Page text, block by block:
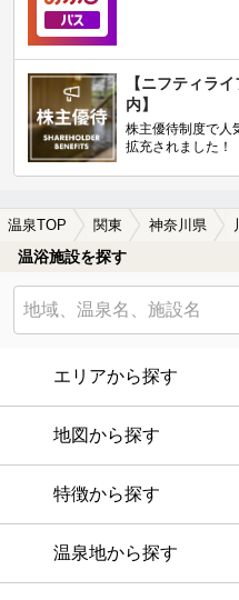
【ニフティラ
内】
株主優待制度で人
拡充されました！
温泉TOP 関東 神奈川県
温浴施設を探す
エリアから探す
地図から探す
特徴から探す
温泉地から探す